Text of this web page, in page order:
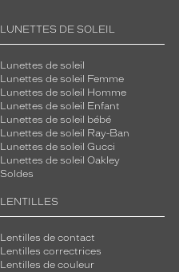
LUNETTES DE SOLEIL
Lunettes de soleil
Lunettes de soleil Femme
Lunettes de soleil Homme
Lunettes de soleil Enfant
Lunettes de soleil bébé
Lunettes de soleil Ray-Ban
Lunettes de soleil Gucci
Lunettes de soleil Oakley
Soldes
LENTILLES
Lentilles de contact
Lentilles correctrices
Lentilles de couleur